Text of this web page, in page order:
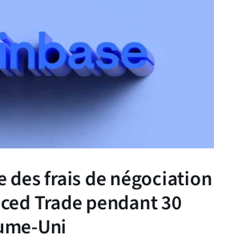
des frais de négociation
Trade pendant 30
Uni